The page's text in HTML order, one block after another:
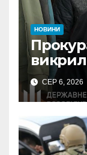
НОВИНИ
ДПС
ФОПа
СЕР 6, 2026